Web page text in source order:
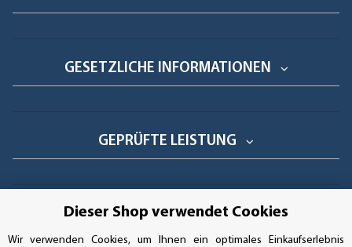
GESETZLICHE INFORMATIONEN
GEPRÜFTE LEISTUNG
AUFKLEBERDEALER STORE
Dieser Shop verwendet Cookies
Wir verwenden Cookies, um Ihnen ein optimales Einkaufserlebnis